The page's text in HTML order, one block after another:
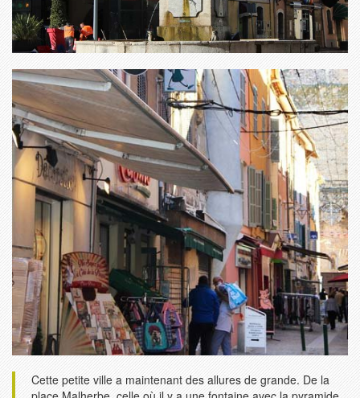
Cette petite ville a maintenant des allures de grande. De la